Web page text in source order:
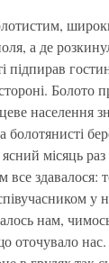
а де
підпирав
Болото
населення
місяць раз
здавалося:
у
нам,
оточувало